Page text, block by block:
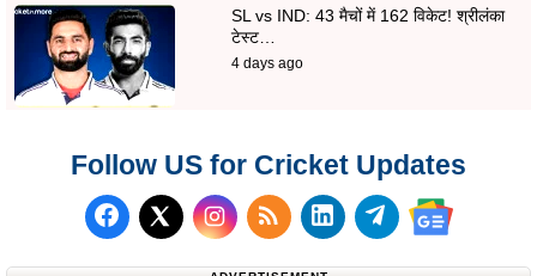
SL vs IND: 43 मैचों में 162 विकेट! श्रीलंका
टेस्ट…
4 days ago
Follow US for Cricket Updates
Follow us on Facebook
Follow us on X (Twitter)
Subscribe to our RSS
Follow us on
Follow us on
Follow us